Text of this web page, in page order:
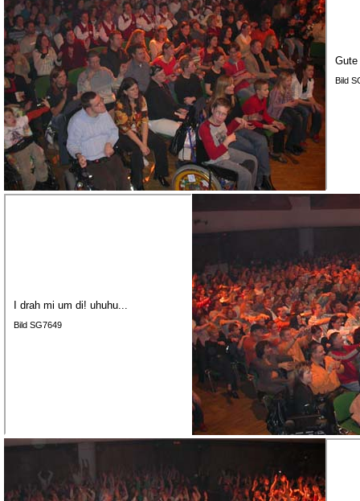
Gute
Bild
I drah mi um di! uhuhu...
Bild SG7649